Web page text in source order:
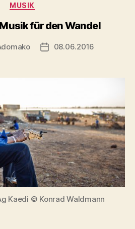
MUSIK
für den Wandel
Veröffentlichungsdatum
08.06.2016
Kaedi © Konrad Waldmann